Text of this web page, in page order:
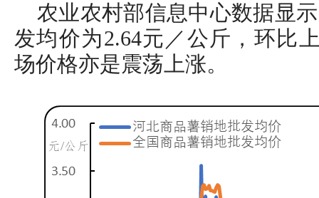
农业农村部信息中心数据显
发均价为2.64元／公斤，环比
场价格亦是震荡上涨。